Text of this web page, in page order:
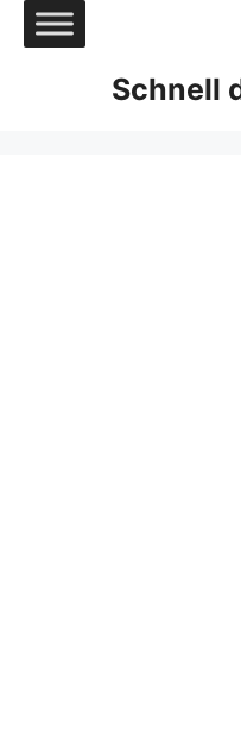
Zum
Inhalt
Schnell